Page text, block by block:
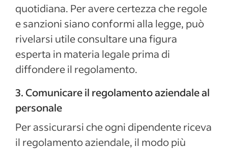
quotidiana. Per avere certezza che regole
e sanzioni siano conformi alla legge, può
rivelarsi utile consultare una figura
esperta in materia legale prima di
diffondere il regolamento.
3. Comunicare il regolamento aziendale al
personale
Per assicurarsi che ogni dipendente riceva
il regolamento aziendale, il modo più